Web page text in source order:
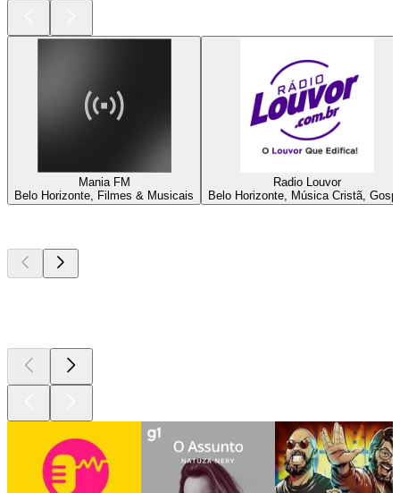
Mania FM
Belo Horizonte, Filmes & Musicais
Radio Louvor
Belo Horizonte, Música Cristã,